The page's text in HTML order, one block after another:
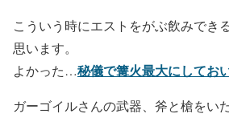
こういう時にエストをがぶ飲みでき
思います。
よかった…秘儀で篝火最大にしてお
ガーゴイルさんの武器、斧と槍をい